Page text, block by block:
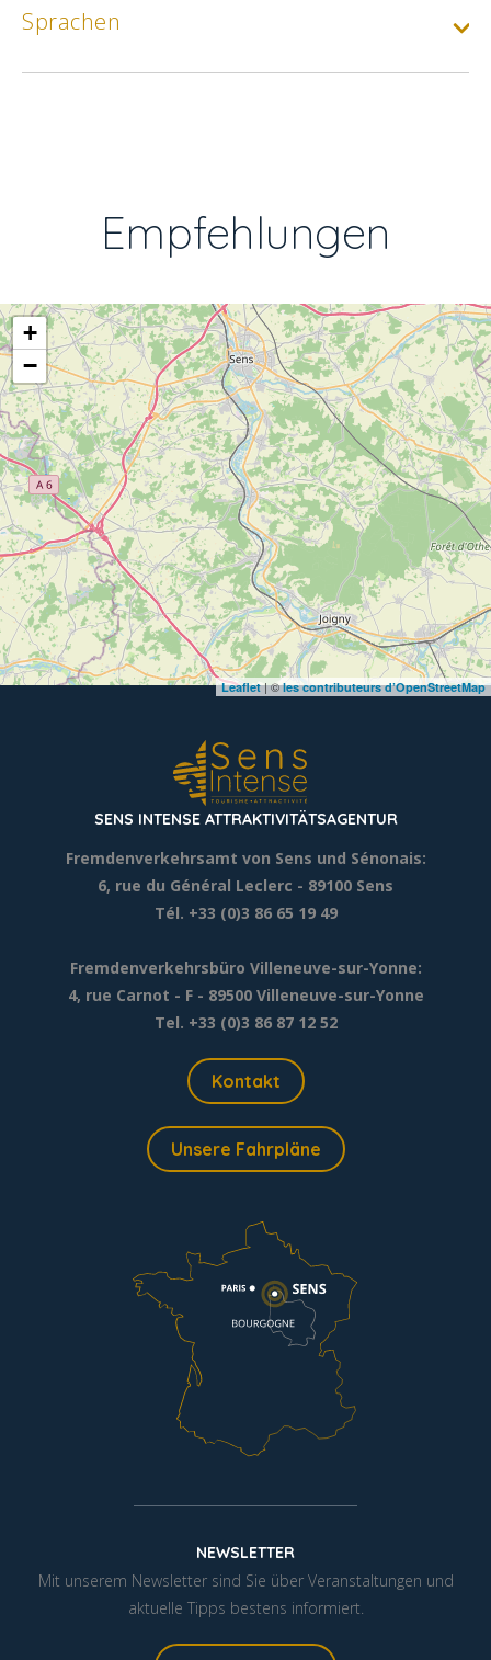
Sprachen
Empfehlungen
+
−
Leaflet| ©les contributeurs d’OpenStreetMap
SENS INTENSE ATTRAKTIVITÄTSAGENTUR
Fremdenverkehrsamt von Sens und Sénonais:
6, rue du Général Leclerc - 89100 Sens
Tél. +33 (0)3 86 65 19 49
Fremdenverkehrsbüro Villeneuve-sur-Yonne:
4, rue Carnot - F - 89500 Villeneuve-sur-Yonne
Tel. +33 (0)3 86 87 12 52
Kontakt
Unsere Fahrpläne
NEWSLETTER
Mit unserem Newsletter sind Sie über Veranstaltungen und
aktuelle Tipps bestens informiert.